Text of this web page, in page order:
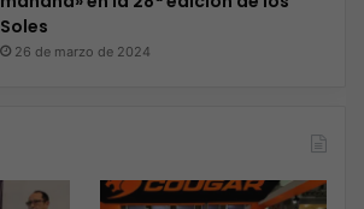
Soles
26 de marzo de 2024